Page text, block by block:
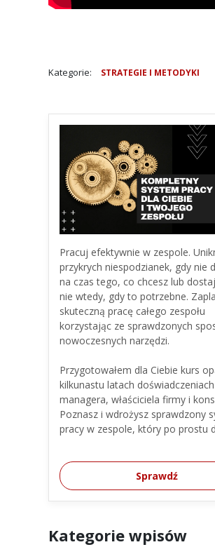
Kategorie: STRATEGIE I METODYKI
Pracuj efektywnie w zespole.
przykrych niespodzianek, gdy nie
na czas tego, co chcesz lub
nie wtedy, gdy to potrzebne.
skuteczną pracę całego zespołu
korzystając ze sprawdzonych
nowoczesnych narzędzi.
Przygotowałem dla Ciebie kurs
kilkunastu latach doświadczeniach
managera, właściciela firmy i
Poznasz i wdrożysz sprawdzony
pracy w zespole, który po prostu
Sprawdź
Kategorie wpisów